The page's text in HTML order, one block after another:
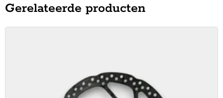
Gerelateerde producten